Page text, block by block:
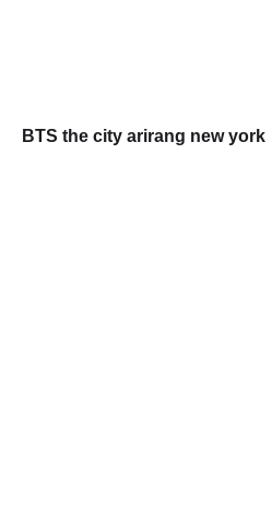
BTS the city arirang new york